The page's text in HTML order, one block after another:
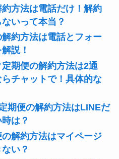
方法は電話だけ！解約
いって本当？
約方法は電話とフォー
説！
期便の解約方法は2通
チャットで！具体的な
期便の解約方法はLINEだ
は？
解約方法はマイページ
い？